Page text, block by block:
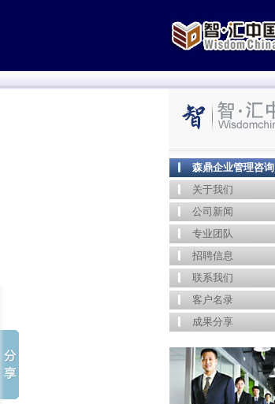
森鼎企业管理咨询
关于我们
公司新闻
专业团队
招聘信息
联系我们
客户名录
成果分享